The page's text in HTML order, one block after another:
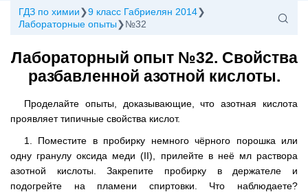
ГДЗ по химии
9 класс Габриелян 2014
Лабораторные опыты
№32
Лабораторный опыт №32. Свойства
разбавленной азотной кислоты.
Проделайте опыты, доказывающие, что азотная кислота
проявляет типичные свойства кислот.
1. Поместите в пробирку немного чёрного порошка или
одну гранулу оксида меди (II), прилейте в неё мл раствора
азотной кислоты. Закрепите пробирку в держателе и
подогрейте на пламени спиртовки. Что наблюдаете?